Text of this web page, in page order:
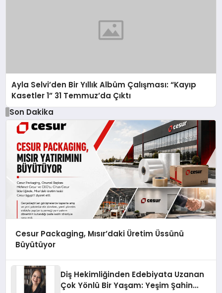
Ayla Selvi’den Bir Yıllık Albüm Çalışması: “Kayıp
Kasetler 1” 31 Temmuz’da Çıktı
Son Dakika
Cesur Packaging, Mısır’daki Üretim Üssünü
Büyütüyor
Diş Hekimliğinden Edebiyata Uzanan
Çok Yönlü Bir Yaşam: Yeşim Şahin